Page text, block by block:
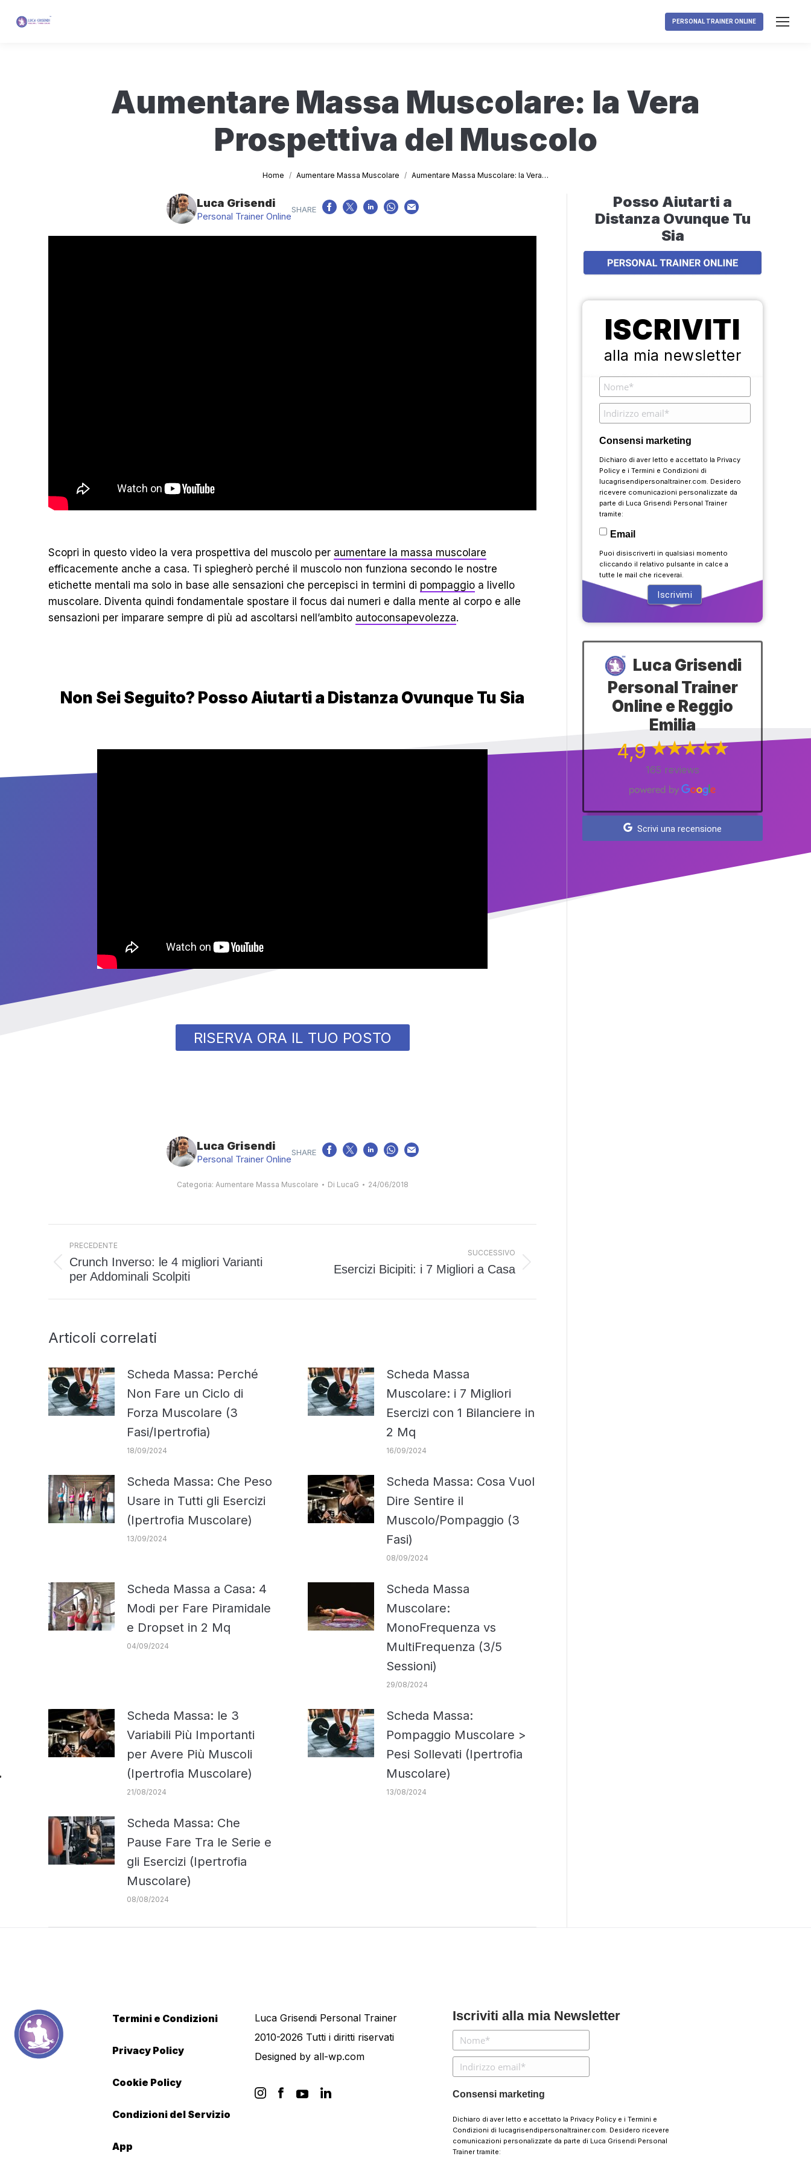
PERSONAL TRAINER ONLINE
Aumentare Massa Muscolare: la Vera
Prospettiva del Muscolo
Tu sei qui:
Home Aumentare Massa Muscolare Aumentare Massa Muscolare: la Vera…
Luca Grisendi
Personal Trainer Online
Scopri in questo video la vera prospettiva del muscolo per aumentare la massa muscolare
efficacemente anche a casa. Ti spiegherò perché il muscolo non funziona secondo le nostre
etichette mentali ma solo in base alle sensazioni che percepisci in termini di pompaggio a livello
muscolare. Diventa quindi fondamentale spostare il focus dai numeri e dalla mente al corpo e alle
sensazioni per imparare sempre di più ad ascoltarsi nell’ambito autoconsapevolezza.
Non Sei Seguito? Posso Aiutarti a Distanza Ovunque Tu Sia
RISERVA ORA IL TUO POSTO
Luca Grisendi
Personal Trainer Online
Categoria: Aumentare Massa Muscolare Di LucaG 24/06/2018
tra
post
PRECEDENTE
Post
Crunch Inverso: le 4 migliori Varianti
per Addominali Scolpiti
SUCCESSIVO
Prossimo
Esercizi Bicipiti: i 7 Migliori a Casa
Articoli correlati
Scheda Massa: Perché
Non Fare un Ciclo di
Forza Muscolare (3
Fasi/Ipertrofia)
18/09/2024
Scheda Massa
Muscolare: i 7 Migliori
Esercizi con 1 Bilanciere in
2 Mq
16/09/2024
Scheda Massa: Che Peso
Usare in Tutti gli Esercizi
(Ipertrofia Muscolare)
13/09/2024
Scheda Massa: Cosa Vuol
Dire Sentire il
Muscolo/Pompaggio (3
Fasi)
08/09/2024
Scheda Massa a Casa: 4
Modi per Fare Piramidale
e Dropset in 2 Mq
04/09/2024
Scheda Massa
Muscolare:
MonoFrequenza vs
MultiFrequenza (3/5
Sessioni)
29/08/2024
Scheda Massa: le 3
Variabili Più Importanti
per Avere Più Muscoli
(Ipertrofia Muscolare)
21/08/2024
Scheda Massa:
Pompaggio Muscolare >
Pesi Sollevati (Ipertrofia
Muscolare)
13/08/2024
Scheda Massa: Che
Pause Fare Tra le Serie e
gli Esercizi (Ipertrofia
Muscolare)
08/08/2024
Posso Aiutarti a
Distanza Ovunque Tu
Sia
ISCRIVITI
alla mia newsletter
Consensi marketing
Dichiaro di aver letto e accettato la Privacy
Policye i Termini e Condizioni di
lucagrisendipersonaltrainer.com. Desidero
ricevere comunicazioni personalizzate da
parte di Luca Grisendi Personal Trainer
tramite:
Email
Puoi disiscriverti in qualsiasi momento
cliccando il relativo pulsante in calce a
tutte le mail che riceverai.
Luca Grisendi
Personal Trainer
Online e Reggio
Emilia
4,9
165 reviews
Scrivi una recensione
Termini e Condizioni
Privacy Policy
Cookie Policy
Condizioni del Servizio
App
Luca Grisendi Personal Trainer
2010-2026 Tutti i diritti riservati
Designed byall-wp.com
Iscriviti alla mia Newsletter
Consensi marketing
Dichiaro di aver letto e accettato la Privacy Policy e iTermini e
Condizioni di lucagrisendipersonaltrainer.com. Desidero ricevere
comunicazioni personalizzate da parte di Luca Grisendi Personal
Trainer tramite: